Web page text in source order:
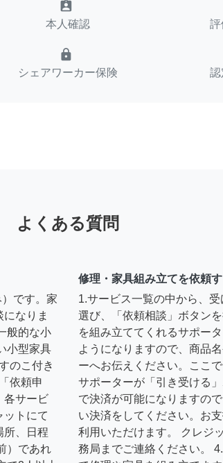
assignment_ind
本人確認
lock
シェアワーカー保険
よくある質問
です。家
なりま
般的な小
小型家具
のこ付き
依頼申
各サービ
ットにて
所、日程
）であれ
修理・家具組み立てを依頼
1.サービス一覧の中から、
選び、「依頼相談」ボタン
を組み立ててくれるサポー
ようになりますので、商品
ーへお伝えください。ここ
サポーターが「引き受ける
で決済が可能になりますの
い決済をしてください。お
利用いただけます。 クレジ
務局までご連絡ください。